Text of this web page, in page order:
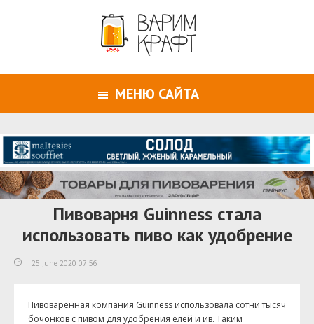
МЕНЮ САЙТА
Пивоварня Guinness стала
использовать пиво как удобрение
25 June 2020 07:56
Пивоваренная компания Guinness использовала сотни тысяч
бочонков с пивом для удобрения елей и ив. Таким